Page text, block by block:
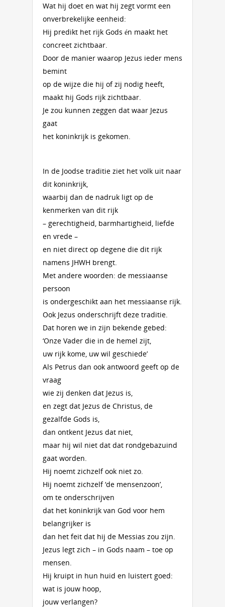
Wat hij doet en wat hij zegt vormt een
onverbrekelijke eenheid:
Hij predikt het rijk Gods én maakt het
concreet zichtbaar.
Door de manier waarop Jezus ieder mens
bemint
op de wijze die hij of zij nodig heeft,
maakt hij Gods rijk zichtbaar.
Je zou kunnen zeggen dat waar Jezus
gaat
het koninkrijk is gekomen.
In de Joodse traditie ziet het volk uit naar
dit koninkrijk,
waarbij dan de nadruk ligt op de
kenmerken van dit rijk
– gerechtigheid, barmhartigheid, liefde
en vrede –
en niet direct op degene die dit rijk
namens JHWH brengt.
Met andere woorden: de messiaanse
persoon
is ondergeschikt aan het messiaanse rijk.
Ook Jezus onderschrijft deze traditie.
Dat horen we in zijn bekende gebed:
‘Onze Vader die in de hemel zijt,
uw rijk kome, uw wil geschiede’
Als Petrus dan ook antwoord geeft op de
vraag
wie zij denken dat Jezus is,
en zegt dat Jezus de Christus, de
gezalfde Gods is,
dan ontkent Jezus dat niet,
maar hij wil niet dat dat rondgebazuind
gaat worden.
Hij noemt zichzelf ook niet zo.
Hij noemt zichzelf ‘de mensenzoon’,
om te onderschrijven
dat het koninkrijk van God voor hem
belangrijker is
dan het feit dat hij de Messias zou zijn.
Jezus legt zich – in Gods naam – toe op
mensen.
Hij kruipt in hun huid en luistert goed:
wat is jouw hoop,
jouw verlangen?